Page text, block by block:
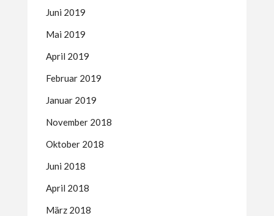
Juni 2019
Mai 2019
April 2019
Februar 2019
Januar 2019
November 2018
Oktober 2018
Juni 2018
April 2018
März 2018